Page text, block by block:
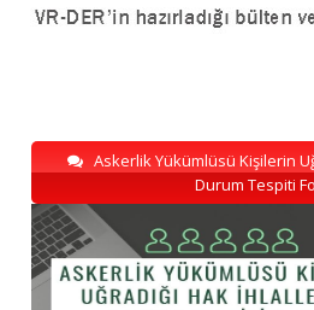
Askerlik Yükümlüsü Kişilerin
Durum Tespiti